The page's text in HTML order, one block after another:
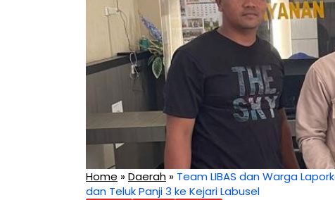
Home »Daerah » Team LIBAS dan Warga
dan Teluk Panji 3 ke Kejari Labusel